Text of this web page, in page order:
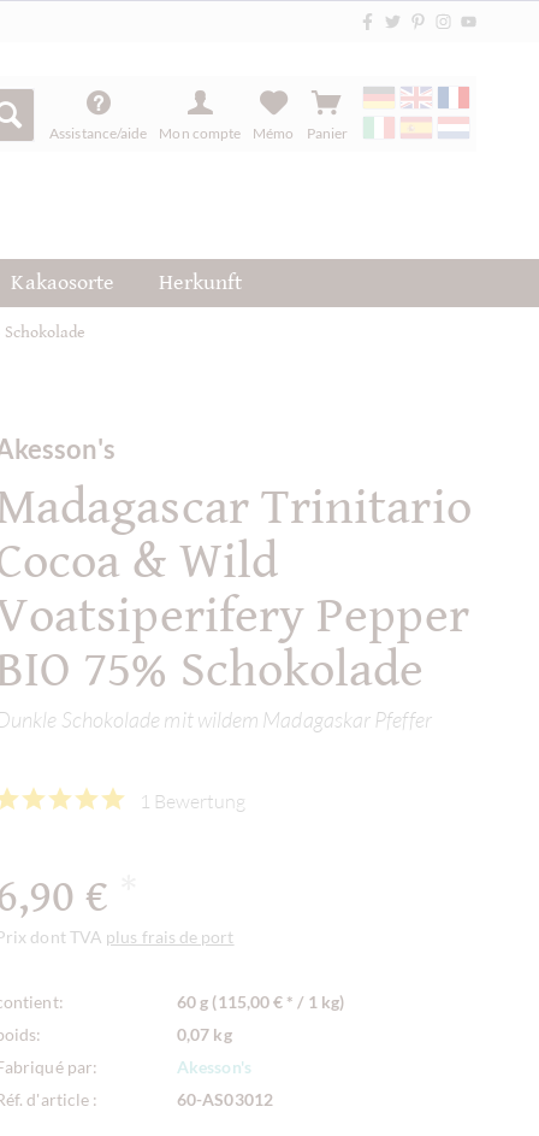
Assistance/aide Mon compte Mémo Panier
Kakaosorte Herkunft
Trinitario
& Wild
Pepper
75% Schokolade
Schokolade mit wildem Madagaskar Pfeffer
1 Bewertung
€
dont TVA plus frais de port
60 g (115,00 € * / 1 kg)
0,07 kg
par:
Akesson's
d'article :
60-AS03012